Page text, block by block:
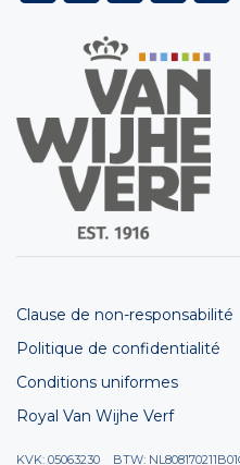
Clause de non-responsabilité
Politique de confidentialité
Conditions uniformes
Royal Van Wijhe Verf
KVK: 05063230 BTW: NL808170211B01